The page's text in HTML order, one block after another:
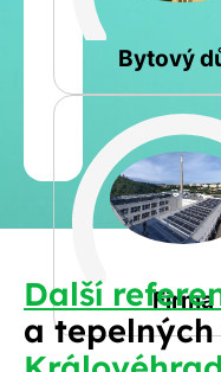
Bytový
Firma
Jiná
Spočítat
kalkulaci
Jméno
a
příjmení
Telefon
Další
a